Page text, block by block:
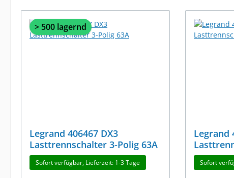
> 500 lagernd
Legrand 406467 DX3
Lasttrennschalter 3-Polig 63A
Sofort verfügbar, Lieferzeit: 1-3 Tage
Legrand
Sofort